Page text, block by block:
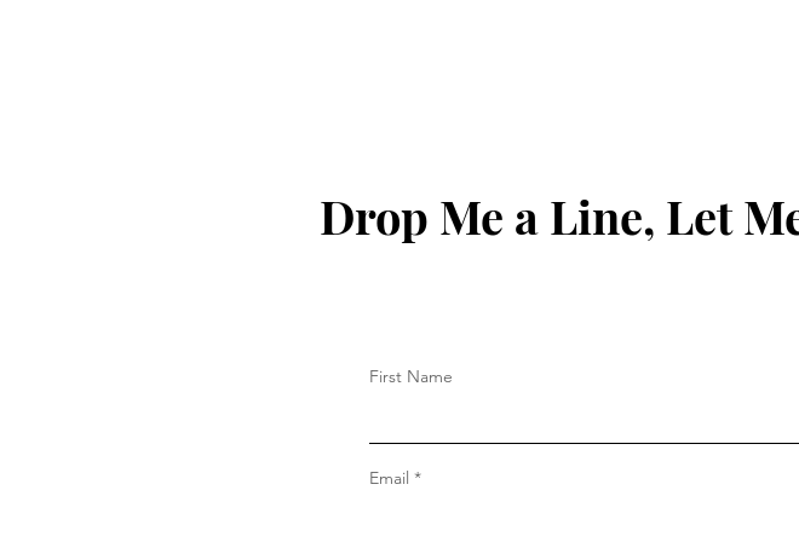
Drop Me a Line, Let
First Name
Email